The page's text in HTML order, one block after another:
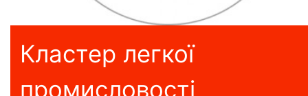
Кластер легкої
промисловості